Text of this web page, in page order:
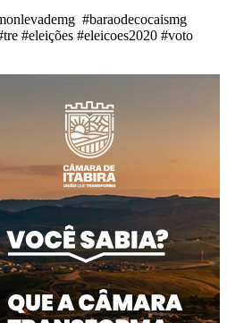
#baraodecocaismg
#eleições #eleicoes2020 #voto